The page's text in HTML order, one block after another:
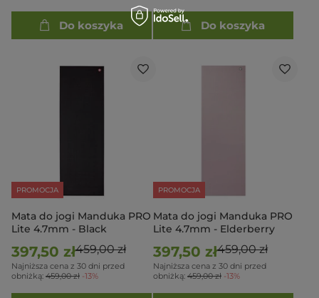
Do koszyka Do koszyka
PROMOCJA
Mata do jogi Manduka PRO
Lite 4.7mm - Black
397,50 zł459,00 zł
Najniższa cena z 30 dni przed
obniżką: 459,00 zł -13%
PROMOCJA
Mata do jogi Manduka PRO
Lite 4.7mm - Elderberry
397,50 zł459,00 zł
Najniższa cena z 30 dni przed
obniżką: 459,00 zł -13%